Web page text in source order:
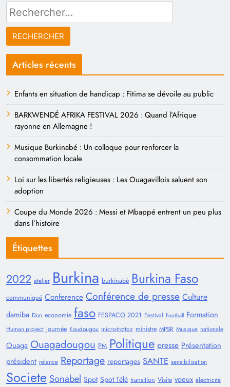
Rechercher :
Articles récents
Enfants en situation de handicap : Fitima se dévoile au public
BARKWENDÉ AFRIKA FESTIVAL 2026 : Quand l’Afrique
rayonne en Allemagne !
Musique Burkinabé : Un colloque pour renforcer la
consommation locale
Loi sur les libertés religieuses : Les Ouagavillois saluent son
adoption
Coupe du Monde 2026 : Messi et Mbappé entrent un peu plus
dans l’histoire
Étiquettes
2022 atelier Burkina burkinabè Burkina Faso
communiqué Conference Conférence de presse Culture
damiba Don economie faso FESPACO 2021 Festival Football Formation
Human project Journée Koudougou micro-trottoir ministre MPSR Musique nationale
Ouaga Ouagadougou PM Politique presse Présentation
président relance Reportage reportages SANTE sensibilisation
Societe Sonabel Spot Spot Télé transition Visite voeux électricité